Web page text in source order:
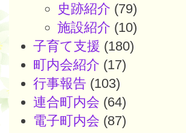
史跡紹介 (79)
施設紹介 (10)
子育て支援 (180)
町内会紹介 (17)
行事報告 (103)
連合町内会 (64)
電子町内会 (87)